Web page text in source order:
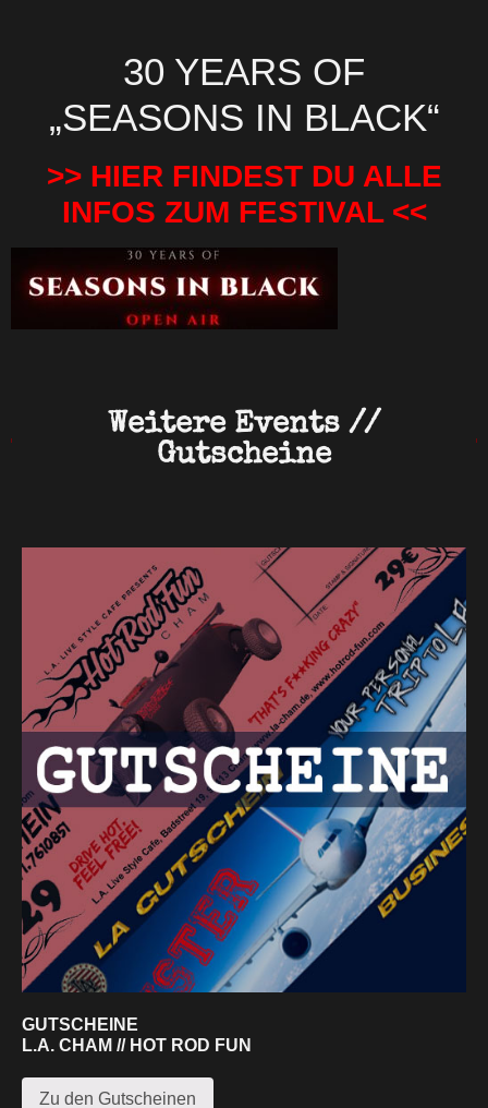
30 YEARS OF
„SEASONS IN BLACK“
>> HIER FINDEST DU ALLE
INFOS ZUM FESTIVAL <<
Weitere Events //
Gutscheine
GUTSCHEINE
L.A. CHAM // HOT ROD FUN
Zu den Gutscheinen